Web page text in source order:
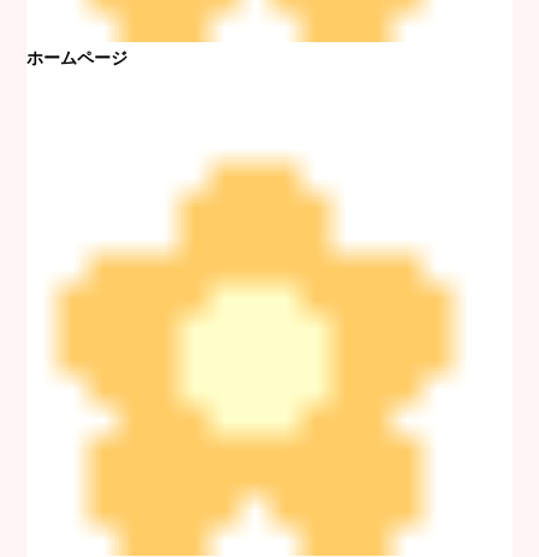
ホームページ